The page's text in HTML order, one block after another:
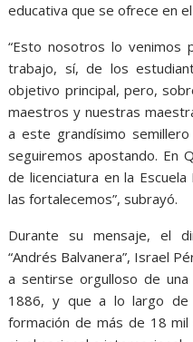
educativa que se ofrece en
“Esto nosotros lo venimos
trabajo, sí, de los
objetivo principal, pero,
maestros y nuestras
a este grandísimo
seguiremos apostando. En
de licenciatura en la
las fortalecemos”, subrayó.
Durante su mensaje, el
“Andrés Balvanera”, Israel
a sentirse orgulloso de
1886, y que a lo largo de
formación de más de 18